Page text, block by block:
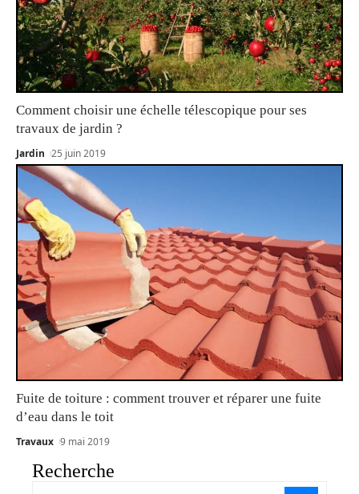
Comment choisir une échelle télescopique pour ses
travaux de jardin ?
Jardin 25 juin 2019
Fuite de toiture : comment trouver et réparer une fuite
d’eau dans le toit
Travaux 9 mai 2019
Recherche